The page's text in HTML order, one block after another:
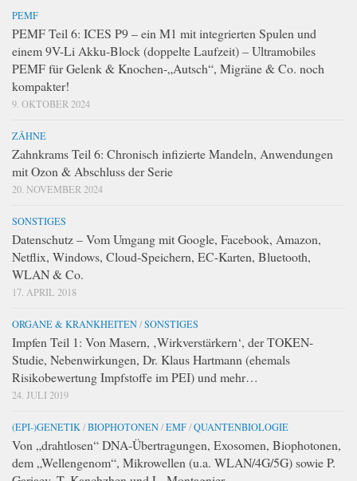
PEMF
PEMF Teil 6: ICES P9 – ein M1 mit integrierten Spulen und
einem 9V-Li Akku-Block (doppelte Laufzeit) – Ultramobiles
PEMF für Gelenk & Knochen-„Autsch“, Migräne & Co. noch
kompakter!
9. OKTOBER 2024
ZÄHNE
Zahnkrams Teil 6: Chronisch infizierte Mandeln, Anwendungen
mit Ozon & Abschluss der Serie
20. NOVEMBER 2024
SONSTIGES
Datenschutz – Vom Umgang mit Google, Facebook, Amazon,
Netflix, Windows, Cloud-Speichern, EC-Karten, Bluetooth,
WLAN & Co.
17. APRIL 2018
ORGANE & KRANKHEITEN/SONSTIGES
Impfen Teil 1: Von Masern, ‚Wirkverstärkern‘, der TOKEN-
Studie, Nebenwirkungen, Dr. Klaus Hartmann (ehemals
Risikobewertung Impfstoffe im PEI) und mehr…
24. JULI 2019
(EPI-)GENETIK /BIOPHOTONEN/EMF/QUANTENBIOLOGIE
Von „drahtlosen“ DNA-Übertragungen, Exosomen, Biophotonen,
dem „Wellengenom“, Mikrowellen (u.a. WLAN/4G/5G) sowie P.